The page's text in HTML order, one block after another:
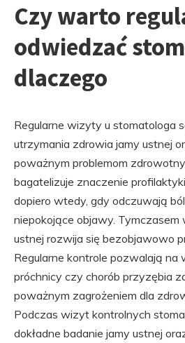
Czy warto
odwiedzać
dlaczego
Regularne wizyty u stomatologa
utrzymania zdrowia jamy ustnej
poważnym problemom
bagatelizuje znaczenie
dopiero wtedy, gdy odczuwają
niepokojące objawy. Tymczasem
ustnej rozwija się bezobjawowo
Regularne kontrole pozwalają na
próchnicy czy chorób przyzębia
poważnym zagrożeniem dla
Podczas wizyt kontrolnych
dokładne badanie jamy ustnej